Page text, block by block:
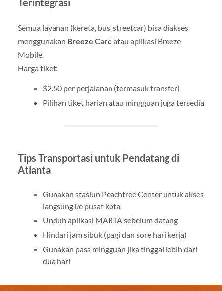
Terintegrasi
Semua layanan (kereta, bus, streetcar) bisa diakses
menggunakan Breeze Card atau aplikasi Breeze
Mobile.
Harga tiket:
$2.50 per perjalanan (termasuk transfer)
Pilihan tiket harian atau mingguan juga tersedia
Tips Transportasi untuk Pendatang di
Atlanta
Gunakan stasiun Peachtree Center untuk akses
langsung ke pusat kota
Unduh aplikasi MARTA sebelum datang
Hindari jam sibuk (pagi dan sore hari kerja)
Gunakan pass mingguan jika tinggal lebih dari
dua hari